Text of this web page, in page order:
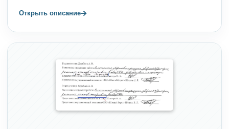
Открыть описание→